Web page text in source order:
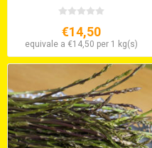
€14,50
equivale a €14,50 per 1 kg(s)